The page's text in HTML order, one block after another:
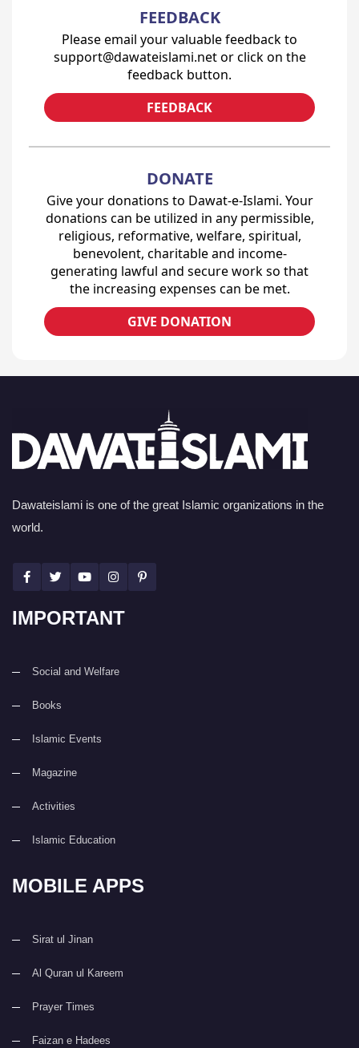
FEEDBACK
Please email your valuable feedback to
support@dawateislami.net or click on the
feedback button.
FEEDBACK
DONATE
Give your donations to Dawat-e-Islami. Your
donations can be utilized in any permissible,
religious, reformative, welfare, spiritual,
benevolent, charitable and income-
generating lawful and secure work so that
the increasing expenses can be met.
GIVE DONATION
Dawateislami is one of the great Islamic organizations in the
world.
IMPORTANT
Social and Welfare
Books
Islamic Events
Magazine
Activities
Islamic Education
MOBILE APPS
Sirat ul Jinan
Al Quran ul Kareem
Prayer Times
Faizan e Hadees